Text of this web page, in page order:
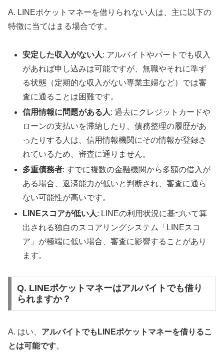
A. LINEポケットマネーを借りられない人は、主に以下の
特徴に当てはまる場合です。
安定した収入がない人: アルバイトやパートでも収入
があれば申し込みは可能ですが、無職やそれに準ず
る状態（定期的な収入がない専業主婦など）では審
査に通ることは困難です。
信用情報に問題がある人: 過去にクレジットカードや
ローンの支払いを滞納したり、債務整理の履歴があ
ったりする人は、信用情報機関にその情報が登録さ
れているため、審査に通りません。
多重債務者: すでに複数の金融機関から多額の借入が
ある場合、返済能力が低いと判断され、審査に通ら
ない可能性が高いです。
LINEスコアが低い人: LINEの利用状況に基づいて算
出される独自のスコアリングシステム「LINEスコ
ア」が極端に低い場合、審査に影響することがあり
ます。
Q. LINEポケットマネーはアルバイトでも借り
られますか？
A. はい、 アルバイトでもLINEポケットマネーを借りるこ
とは可能です。